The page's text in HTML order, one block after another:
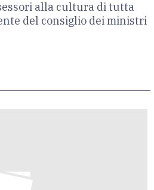
alla cultura di tutta
del consiglio dei ministri